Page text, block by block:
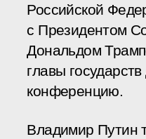
Российской
с Президентом
Дональдом
главы
конференцию.
Владимир Путин